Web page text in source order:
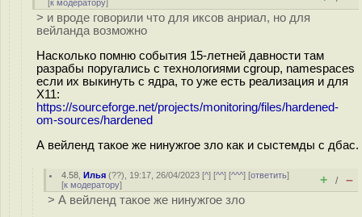
к модератору
> и вроде говорили что для иксов анриал, но для
вейланда возможно
Насколько помню события 15-летней давности там
разрабы поругались с технологиями cgroup, namespaces
если их выкинуть с ядра, то уже есть реализация и для
X11:
https://sourceforge.net/projects/monitoring/files/hardened-
om-sources/hardened
А вейленд такое же нинужгое зло как и сыстемды с дбас.
4.58 ,Илья (??), 19:17, 26/04/2023 [^] [^^] [^^^] [ответить]
[к модератору] + / –
> А вейленд такое же нинужгое зло